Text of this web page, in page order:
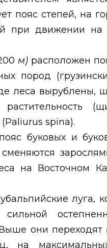
пояс степей, на
при движении на
м) расположен
пород
леса вырублены,
растительность
Paliurus spina).
буковых и
на Восточном
луга,
они переходят
на